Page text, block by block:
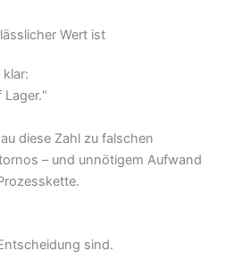
Wert ist
diese Zahl zu falschen
– und unnötigem Aufwand
sind.